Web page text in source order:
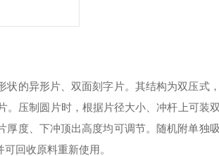
的异形片、双面刻字片。其结构为双压式
。压制圆片时，根据片径大小、冲杆上可装
度、下冲顶出高度均可调节。随机附单独吸
回收原料重新使用。